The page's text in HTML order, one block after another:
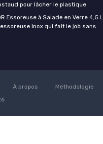
pour lâcher le plastique
Essoreuse à Salade en Verre 4,5
inox qui fait le job sans
À propos Méthodologie